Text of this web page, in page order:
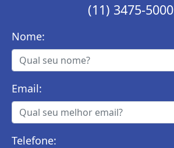
(11) 3475-5000
Nome:
Email:
Telefone: